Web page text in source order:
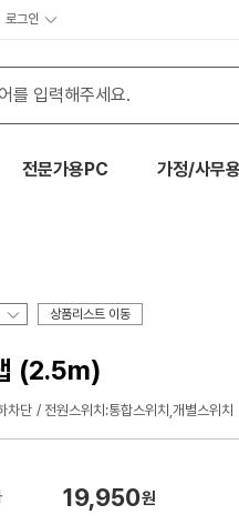
로그인
전문가용PC 가정/사무
상품리스트 이동
(2.5m)
차단 전원스위치:통합스위치,개별스위치
19,950원